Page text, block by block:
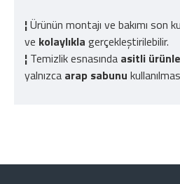
¦Ürünün montajı ve bakımı son
ve kolaylıkla gerçekleştirilebilir.
¦ Temizlik esnasında asitli
yalnızca arap sabunu